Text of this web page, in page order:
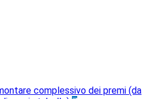
complessivo dei premi (da